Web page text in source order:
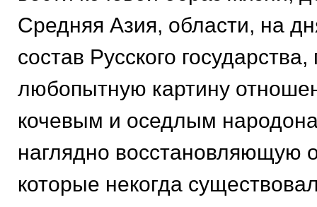
Средняя Азия, области, на
состав Русского
любопытную картину
кочевым и оседлым
наглядно восстановляющую
которые некогда